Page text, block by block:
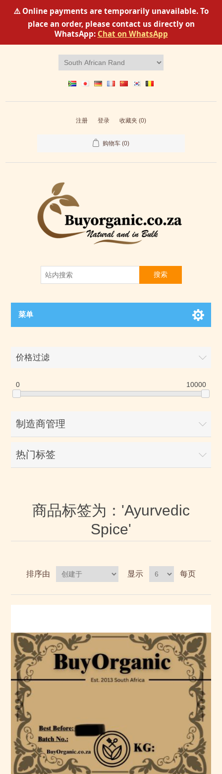
⚠️ Online payments are temporarily unavailable. To
place an order, please contact us directly on
WhatsApp: Chat on WhatsApp
注册 登录 收藏夹 (0)
购物车 (0)
搜索
菜单
价格过滤
0 10000
制造商管理
热门标签
商品标签为：'Ayurvedic
Spice'
排序由 显示 每页